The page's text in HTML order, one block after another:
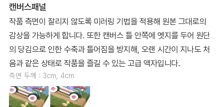
캔버스패널
작품 측면이 잘리지 않도록 미러링 기법을 적용해 원본 그대로의
감상을 가능하게 합니다. 또한 캔버스 틀 안쪽에 엣지를 두어 원단
의 당김으로 인한 수축과 틀어짐을 방지해, 오랜 시간이 지나도 처
음과 같은 상태로 작품을 즐길 수 있는 고급 액자입니다.
측면 두께 : 3cm, 4cm